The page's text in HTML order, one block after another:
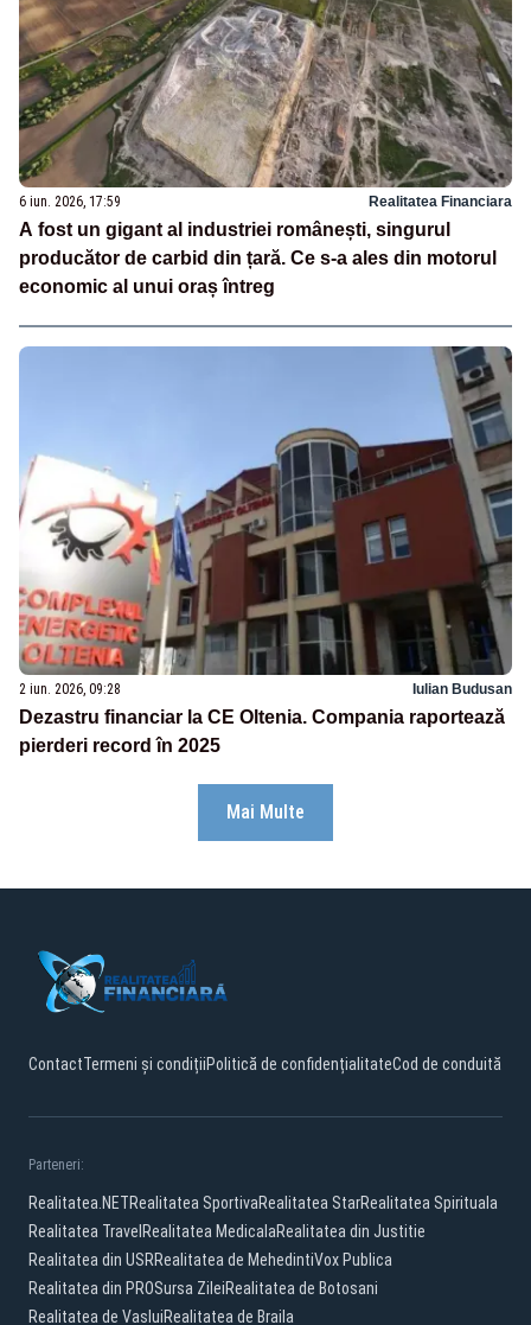
6 iun. 2026, 17:59 Realitatea Financiara
A fost un gigant al industriei românești, singurul
producător de carbid din țară. Ce s-a ales din motorul
economic al unui oraș întreg
2 iun. 2026, 09:28 Iulian Budusan
Dezastru financiar la CE Oltenia. Compania raportează
pierderi record în 2025
Mai Multe
ContactTermeni și condițiiPolitică de confidențialitateCod de conduită
Parteneri:
Realitatea.NETRealitatea SportivaRealitatea StarRealitatea Spirituala
Realitatea Travel Realitatea MedicalaRealitatea din Justitie
Realitatea din USRRealitatea de MehedintiVox Publica
Realitatea din PROSursa ZileiRealitatea de Botosani
Realitatea de VasluiRealitatea de Braila